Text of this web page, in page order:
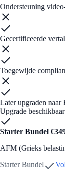
Ondersteuning
Gecertificeerde
Toegewijde
Later upgraden naar
Upgrade beschikbaar
Starter Bundel €
AFM (Grieks
Starter Bundel